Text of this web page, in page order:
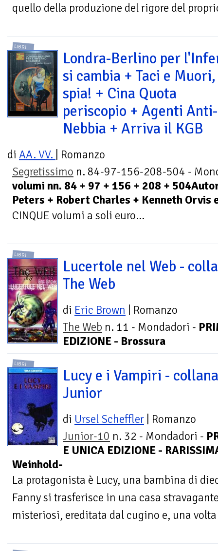
quello della produzione del rigore del
LIBRI
Londra-Berlino per
si cambia + Taci e Muori,
spia! + Cina Quota
periscopio + Agenti Anti-
Nebbia + Arriva il KGB
di AA. VV.
| Romanzo
Segretissimo n. 84-97-156-208-504 -
volumi nn. 84 + 97 + 156 + 208 +
Peters + Robert Charles + Kenneth Orvis
CINQUE volumi a soli euro...
LIBRI
Lucertole nel Web -
The Web
di Eric Brown | Romanzo
The Web n. 11 - Mondadori -
EDIZIONE - Brossura
LIBRI
Lucy e i Vampiri - collana
Junior
di Ursel Scheffler | Romanzo
Junior-10 n. 32 - Mondadori -
E UNICA EDIZIONE -
Weinhold-
La protagonista è Lucy, una bambina di
Fanny si trasferisce in una casa
misteriosi, ereditata dal cugino e, una